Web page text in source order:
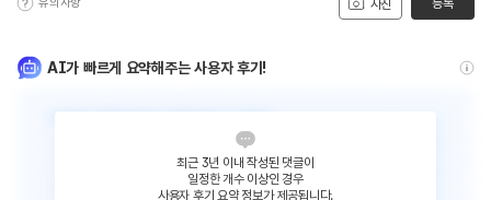
사진 등록
AI가 빠르게 요약해주는 사용자 후기!
최근 3년 이내 작성된 댓글이
일정한 개수 이상인 경우
사용자 후기 요약 정보가 제공됩니다.